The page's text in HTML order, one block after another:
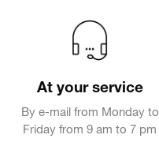
At your service
By e-mail from Monday to
Friday from 9 am to 7 pm